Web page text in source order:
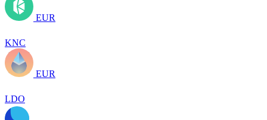
EUR
KNC
EUR
LDO